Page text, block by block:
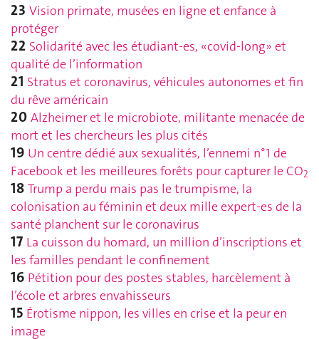
23 Vision primate, musées en ligne et enfance à
protéger
22 Solidarité avec les étudiant-es, «covid-long» et
qualité de l’information
21 Stratus et coronavirus, véhicules autonomes et fin
du rêve américain
20 Alzheimer et le microbiote, militante menacée de
mort et les chercheurs les plus cités
19 Un centre dédié aux sexualités, l’ennemi n°1 de
Facebook et les meilleures forêts pour capturer le CO2
18 Trump a perdu mais pas le trumpisme, la
colonisation au féminin et deux mille expert-es de la
santé planchent sur le coronavirus
17 La cuisson du homard, un million d’inscriptions et
les familles pendant le confinement
16 Pétition pour des postes stables, harcèlement à
l’école et arbres envahisseurs
15 Érotisme nippon, les villes en crise et la peur en
image